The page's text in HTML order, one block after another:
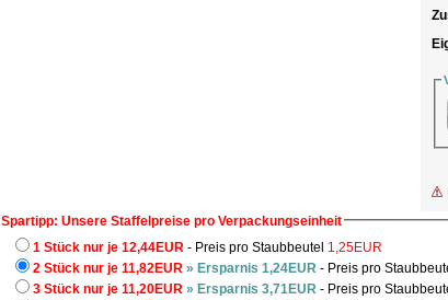
Spartipp: Unsere Staffelpreise pro Verpackungseinheit
1 Stück nur je 12,44EUR - Preis pro Staubbeutel 1,25EUR
2 Stück nur je 11,82EUR » Ersparnis 1,24EUR - Preis pro
3 Stück nur je 11,20EUR » Ersparnis 3,71EUR - Preis pro